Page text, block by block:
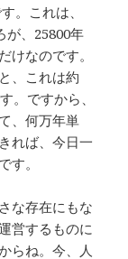
。これは、
が、25800年
けなのです。
、これは約
。ですから、
、何万年単
れば、今日一
す。
な存在にもな
営するものに
らね。今、人